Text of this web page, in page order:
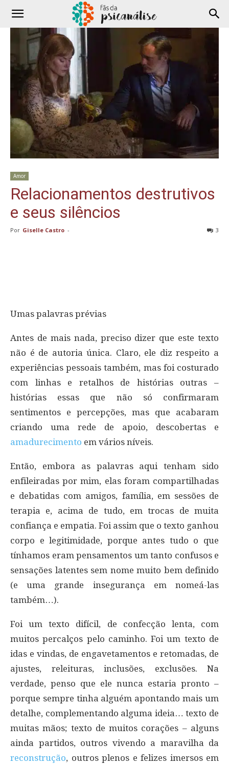
Amor
Relacionamentos destrutivos
e seus silêncios
Por Giselle Castro - 3
Umas palavras prévias
Antes de mais nada, preciso dizer que este texto
não é de autoria única. Claro, ele diz respeito a
experiências pessoais também, mas foi costurado
com linhas e retalhos de histórias outras –
histórias essas que não só confirmaram
sentimentos e percepções, mas que acabaram
criando uma rede de apoio, descobertas e
amadurecimento em vários níveis.
Então, embora as palavras aqui tenham sido
enfileiradas por mim, elas foram compartilhadas
e debatidas com amigos, família, em sessões de
terapia e, acima de tudo, em trocas de muita
confiança e empatia. Foi assim que o texto ganhou
corpo e legitimidade, porque antes tudo o que
tínhamos eram pensamentos um tanto confusos e
sensações latentes sem nome muito bem definido
(e uma grande insegurança em nomeá-las
também…).
Foi um texto difícil, de confecção lenta, com
muitos percalços pelo caminho. Foi um texto de
idas e vindas, de engavetamentos e retomadas, de
ajustes, releituras, inclusões, exclusões. Na
verdade, penso que ele nunca estaria pronto –
porque sempre tinha alguém apontando mais um
detalhe, complementando alguma ideia… texto de
muitas mãos; texto de muitos corações – alguns
ainda partidos, outros vivendo a maravilha da
reconstrução, outros plenos e felizes imersos em